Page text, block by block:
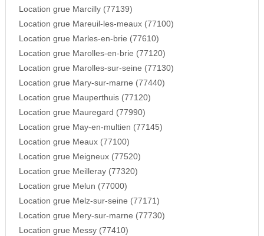
Location grue Marcilly (77139)
Location grue Mareuil-les-meaux (77100)
Location grue Marles-en-brie (77610)
Location grue Marolles-en-brie (77120)
Location grue Marolles-sur-seine (77130)
Location grue Mary-sur-marne (77440)
Location grue Mauperthuis (77120)
Location grue Mauregard (77990)
Location grue May-en-multien (77145)
Location grue Meaux (77100)
Location grue Meigneux (77520)
Location grue Meilleray (77320)
Location grue Melun (77000)
Location grue Melz-sur-seine (77171)
Location grue Mery-sur-marne (77730)
Location grue Messy (77410)